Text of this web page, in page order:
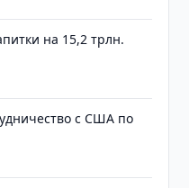
на 15,2 трлн.
с США по